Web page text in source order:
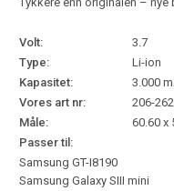
Volt:
3.7
Type:
Li-ion
Kapasitet:
3.000
Vores art nr:
206-262
Måle:
60.60 x
Passer til:
Samsung GT-I8190
Samsung Galaxy SIII mini